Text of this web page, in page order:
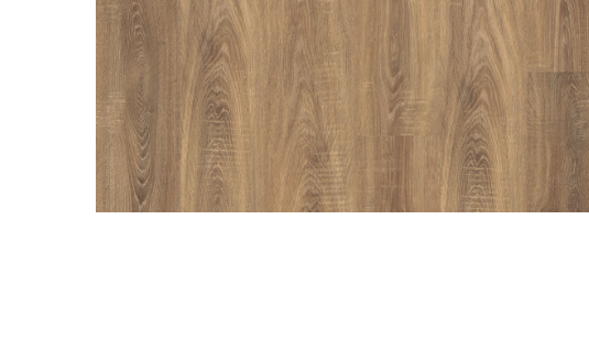
River 12 mm
Timeless 12mm
Woodstock 8mm
Woodstock PRO 8mm
Woodstock XL 10mm
Woodstock XL 8mm
ADO Floor - SPC
Finsa - Laminat